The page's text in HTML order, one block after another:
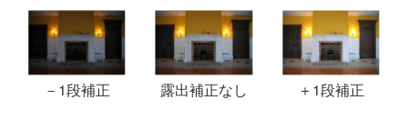
－1段補正 露出補正なし ＋1段補正